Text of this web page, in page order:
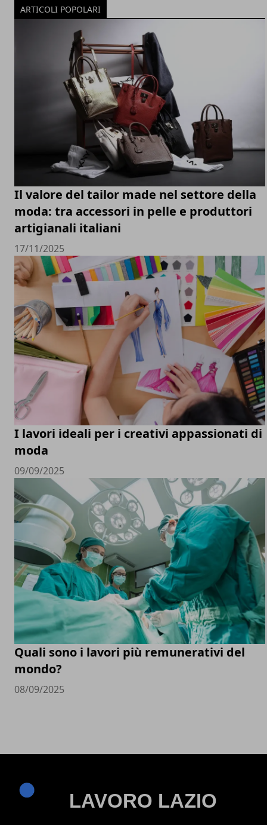
ARTICOLI POPOLARI
Il valore del tailor made nel settore della
moda: tra accessori in pelle e produttori
artigianali italiani
17/11/2025
I lavori ideali per i creativi appassionati di
moda
09/09/2025
Quali sono i lavori più remunerativi del
mondo?
08/09/2025